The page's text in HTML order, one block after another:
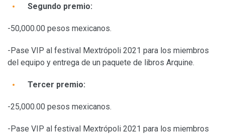
Segundo premio:
-50,000.00 pesos mexicanos.
-Pase VIP al festival Mextrópoli 2021 para los miembros
del equipo y entrega de un paquete de libros Arquine.
Tercer premio:
-25,000.00 pesos mexicanos.
-Pase VIP al festival Mextrópoli 2021 para los miembros